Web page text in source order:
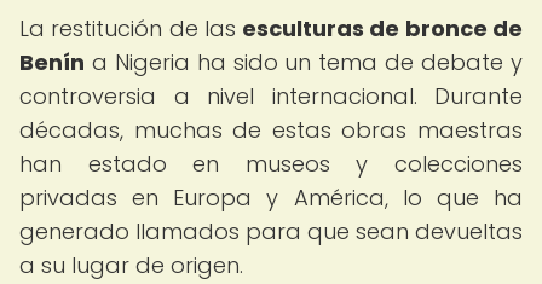
La restitución de las esculturas de bronce de
Benín a Nigeria ha sido un tema de debate y
controversia a nivel internacional. Durante
décadas, muchas de estas obras maestras
han estado en museos y colecciones
privadas en Europa y América, lo que ha
generado llamados para que sean devueltas
a su lugar de origen.